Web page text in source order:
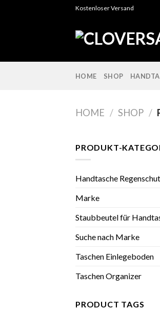
Kostenloser Versand
HOME SHOP
HOME / SHOP /
PRODUKT-
Handtasche
Marke
Staubbeutel für
Suche nach Marke
Taschen Einlegeboden
Taschen Organizer
PRODUCT TAGS